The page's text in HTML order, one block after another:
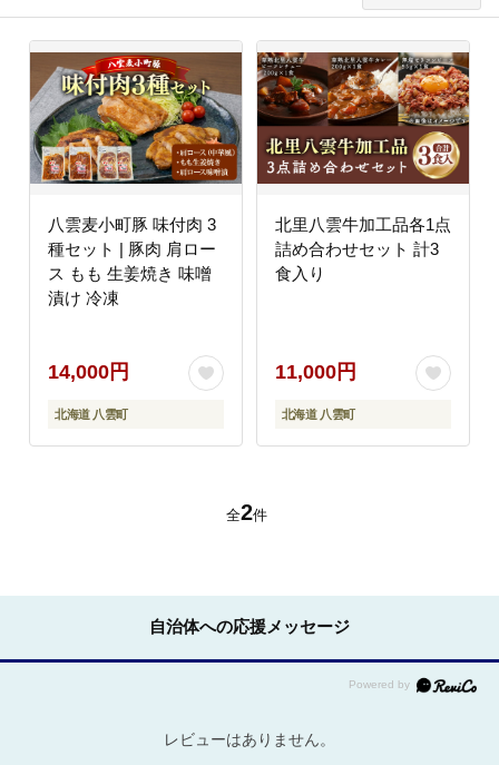
八雲麦小町豚 味付肉 3
種セット | 豚肉 肩ロー
ス もも 生姜焼き 味噌
漬け 冷凍
14,000円
北海道 八雲町
北里八雲牛加工品各1点
詰め合わせセット 計3
食入り
11,000円
北海道 八雲町
全2件
自治体への応援メッセージ
レビューはありません。